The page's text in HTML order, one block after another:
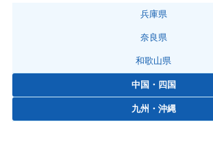
兵庫県
奈良県
和歌山県
中国・四国
九州・沖縄